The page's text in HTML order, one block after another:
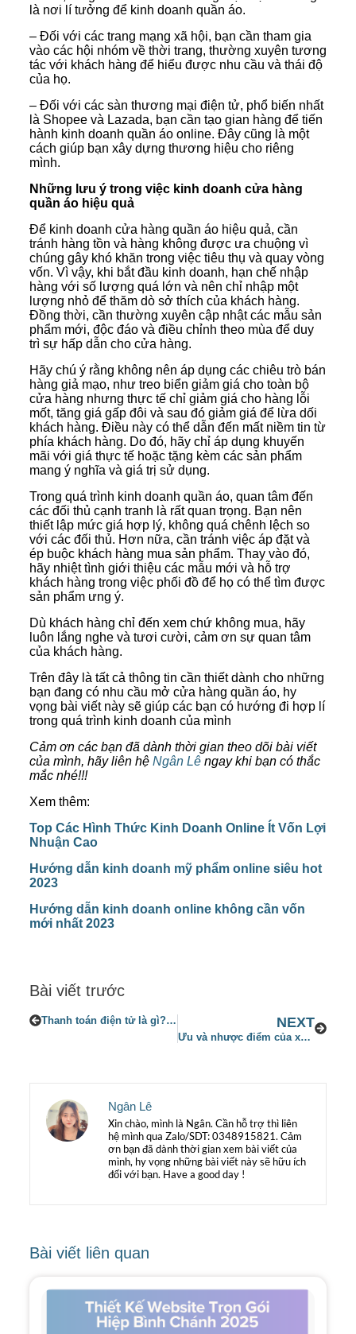
là nơi lí tưởng để kinh doanh quần áo.
– Đối với các trang mạng xã hội, bạn cần tham gia
vào các hội nhóm về thời trang, thường xuyên tương
tác với khách hàng để hiểu được nhu cầu và thái độ
của họ.
– Đối với các sàn thương mại điện tử, phổ biến nhất
là Shopee và Lazada, bạn cần tạo gian hàng để tiến
hành kinh doanh quần áo online. Đây cũng là một
cách giúp bạn xây dựng thương hiệu cho riêng
mình.
Những lưu ý trong việc kinh doanh cửa hàng
quần áo hiệu quả
Để kinh doanh cửa hàng quần áo hiệu quả, cần
tránh hàng tồn và hàng không được ưa chuộng vì
chúng gây khó khăn trong việc tiêu thụ và quay vòng
vốn. Vì vậy, khi bắt đầu kinh doanh, hạn chế nhập
hàng với số lượng quá lớn và nên chỉ nhập một
lượng nhỏ để thăm dò sở thích của khách hàng.
Đồng thời, cần thường xuyên cập nhật các mẫu sản
phẩm mới, độc đáo và điều chỉnh theo mùa để duy
trì sự hấp dẫn cho cửa hàng.
Hãy chú ý rằng không nên áp dụng các chiêu trò bán
hàng giả mạo, như treo biển giảm giá cho toàn bộ
cửa hàng nhưng thực tế chỉ giảm giá cho hàng lỗi
mốt, tăng giá gấp đôi và sau đó giảm giá để lừa dối
khách hàng. Điều này có thể dẫn đến mất niềm tin từ
phía khách hàng. Do đó, hãy chỉ áp dụng khuyến
mãi với giá thực tế hoặc tặng kèm các sản phẩm
mang ý nghĩa và giá trị sử dụng.
Trong quá trình kinh doanh quần áo, quan tâm đến
các đối thủ cạnh tranh là rất quan trọng. Bạn nên
thiết lập mức giá hợp lý, không quá chênh lệch so
với các đối thủ. Hơn nữa, cần tránh việc áp đặt và
ép buộc khách hàng mua sản phẩm. Thay vào đó,
hãy nhiệt tình giới thiệu các mẫu mới và hỗ trợ
khách hàng trong việc phối đồ để họ có thể tìm được
sản phẩm ưng ý.
Dù khách hàng chỉ đến xem chứ không mua, hãy
luôn lắng nghe và tươi cười, cảm ơn sự quan tâm
của khách hàng.
Trên đây là tất cả thông tin cần thiết dành cho những
bạn đang có nhu cầu mở cửa hàng quần áo, hy
vọng bài viết này sẽ giúp các bạn có hướng đi hợp lí
trong quá trình kinh doanh của mình
Cảm ơn các bạn đã dành thời gian theo dõi bài viết
của mình, hãy liên hệ Ngân Lêngay khi bạn có thắc
mắc nhé!!!
Xem thêm:
Top Các Hình Thức Kinh Doanh Online Ít Vốn Lợi
Nhuận Cao
Hướng dẫn kinh doanh mỹ phẩm online siêu hot
2023
Hướng dẫn kinh doanh online không cần vốn
mới nhất 2023
Bài viết trước
Thanh toán điện tử là gì? 4 hình thức thanh toán điện tử phổ biến nhất hiện nay NEXT
Ưu và nhược điểm của xuất khẩu hàng hóa năm 2023
Ngân Lê
Xin chào, mình là Ngân. Cần hỗ trợ thì liên
hệ mình qua Zalo/SDT: 0348915821. Cảm
ơn bạn đã dành thời gian xem bài viết của
mình, hy vọng những bài viết này sẽ hữu ích
đối với bạn. Have a good day !
Bài viết liên quan